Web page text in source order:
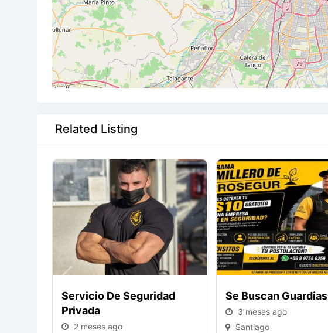
Related Listing
Servicio De Seguridad
Privada
2 meses ago
Se Buscan Guardias
3 meses ago
Santiago